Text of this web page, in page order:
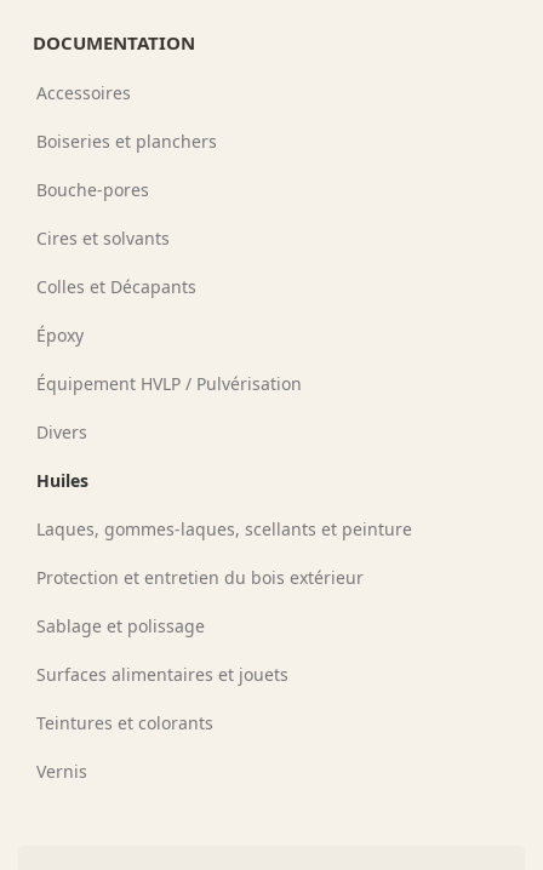
DOCUMENTATION
Accessoires
Boiseries et planchers
Bouche-pores
Cires et solvants
Colles et Décapants
Époxy
Équipement HVLP / Pulvérisation
Divers
Huiles
Laques, gommes-laques, scellants et peinture
Protection et entretien du bois extérieur
Sablage et polissage
Surfaces alimentaires et jouets
Teintures et colorants
Vernis